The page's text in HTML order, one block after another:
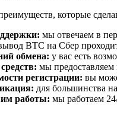
которые
мы отвечаем в
BTC на Сбер
обмена: у вас есть
мы
регистрации: вы
для большинства
работы: мы работаем